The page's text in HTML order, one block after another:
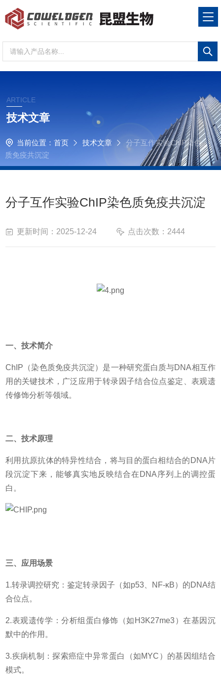
ARTICLE
技术文章
当前位置： 首页 技术文章
分子互作实验ChIP染色
质免疫共沉淀
分子互作实验ChIP染色质免疫共沉淀
更新时间：2025-12-24 点击次数：2444
一、技术简介
ChIP（染色质免疫共沉淀）是一种研究蛋白质与DNA相互作
用的关键技术，广泛应用于转录因子结合位点鉴定、表观遗
传修饰分析等领域。
二、技术原理
利用抗原抗体的特异性结合，将与目的蛋白相结合的DNA片
段沉淀下来，能够真实地反映结合在DNA序列上的调控蛋
白。
三、应用场景
1.转录调控研究：鉴定转录因子（如p53、NF-κB）的DNA结
合位点。
2.表观遗传学：分析组蛋白修饰（如 H3K27me3）在基因沉
默中的作用。
3.疾病机制：探索癌症中异常蛋白（如MYC）的基因组结合
模式。